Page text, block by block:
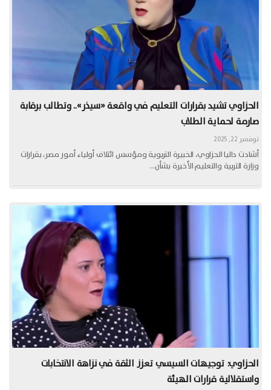
الحزاوي تشيد بقرارات التعليم في واقعة «سيذر».. وتطالب برقابة
صارمة لحماية الطلاب
نوفمبر 22, 2025
أشادت داليا الحزاوي، الخبيرة التربوية ومؤسس ائتلاف أولياء أمور مصر، بقرارات
وزارة التربية والتعليم الأخيرة بشأن…
الحزاوي: توجيهات السيسي تعزز الثقة في نزاهة الانتخابات
واستقلالية قرارات الهيئة